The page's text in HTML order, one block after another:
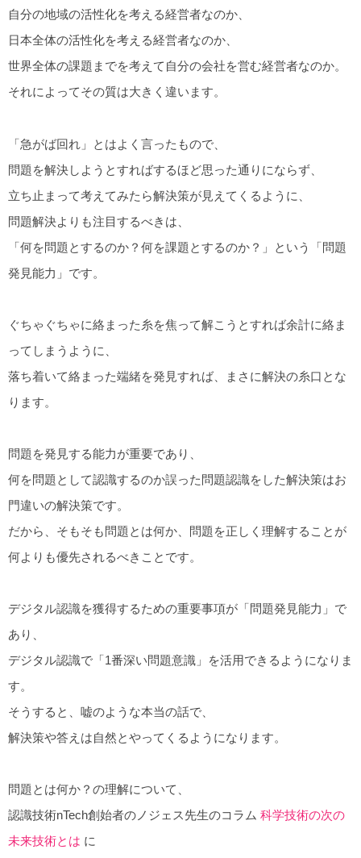
自分の地域の活性化を考える経営者なのか、
日本全体の活性化を考える経営者なのか、
世界全体の課題までを考えて自分の会社を営む経営者なのか。
それによってその質は大きく違います。
「急がば回れ」とはよく言ったもので、
問題を解決しようとすればするほど思った通りにならず、
立ち止まって考えてみたら解決策が見えてくるように、
問題解決よりも注目するべきは、
「何を問題とするのか？何を課題とするのか？」という「問題
発見能力」です。
ぐちゃぐちゃに絡まった糸を焦って解こうとすれば余計に絡ま
ってしまうように、
落ち着いて絡まった端緒を発見すれば、まさに解決の糸口とな
ります。
問題を発見する能力が重要であり、
何を問題として認識するのか誤った問題認識をした解決策はお
門違いの解決策です。
だから、そもそも問題とは何か、問題を正しく理解することが
何よりも優先されるべきことです。
デジタル認識を獲得するための重要事項が「問題発見能力」で
あり、
デジタル認識で「1番深い問題意識」を活用できるようになりま
す。
そうすると、嘘のような本当の話で、
解決策や答えは自然とやってくるようになります。
問題とは何か？の理解について、
認識技術nTech創始者のノジェス先生のコラム 科学技術の次の
未来技術とは に